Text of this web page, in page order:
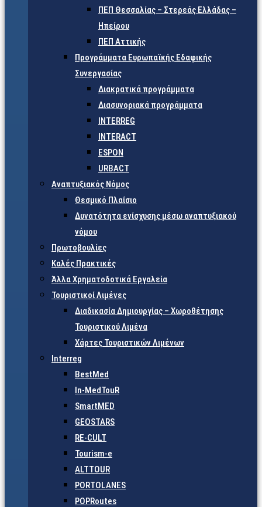
ΠΕΠ Θεσσαλίας – Στερεάς Ελλάδας –
Ηπείρου
ΠΕΠ Αττικής
Προγράμματα Ευρωπαϊκής Εδαφικής
Συνεργασίας
Διακρατικά προγράμματα
Διασυνοριακά προγράμματα
INTERREG
INTERACT
ESPON
URBACT
Αναπτυξιακός Νόμος
Θεσμικό Πλαίσιο
Δυνατότητα ενίσχυσης μέσω αναπτυξιακού
νόμου
Πρωτοβουλίες
Καλές Πρακτικές
Άλλα Χρηματοδοτικά Εργαλεία
Τουριστικοί Λιμένες
Διαδικασία Δημιουργίας – Χωροθέτησης
Τουριστικού Λιμένα
Χάρτες Τουριστικών Λιμένων
Interreg
BestMed
In-MedTouR
SmartMED
GEOSTARS
RE-CULT
Tourism-e
ALTTOUR
PORTOLANES
POPRoutes